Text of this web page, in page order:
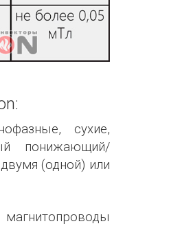
сухие,
понижающий/
(одной) или